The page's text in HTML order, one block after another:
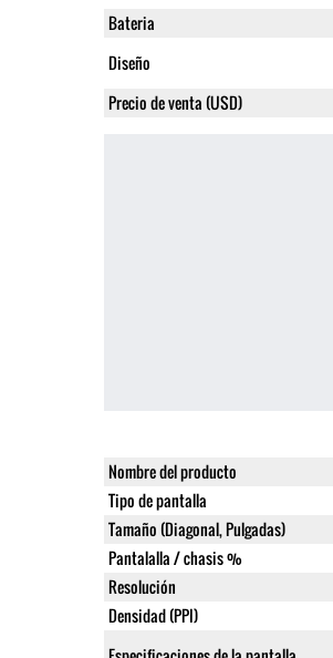
Bateria
Diseño
Precio de venta (USD)
Nombre del producto
Tipo de pantalla
Tamaño (Diagonal, Pulgadas)
Pantalalla / chasis %
Resolución
Densidad (PPI)